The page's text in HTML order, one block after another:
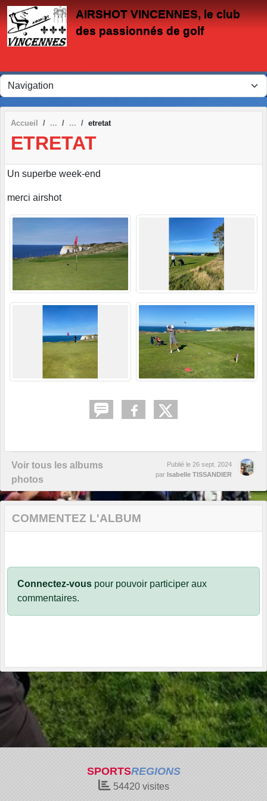
AIRSHOT VINCENNES, le club
des passionnés de golf
Accueil etretat
ETRETAT
Un superbe week-end
merci airshot
Voir tous les albums
photos
Publié le 26 sept. 2024
par Isabelle TISSANDIER
COMMENTEZ L'ALBUM
Connectez-vous pour pouvoir participer aux
commentaires.
SPORTSREGIONS
54420visites
Panneau de gestion des cookies